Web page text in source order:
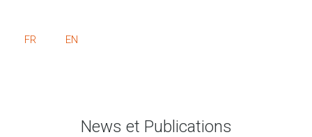
FR EN
News et Publications